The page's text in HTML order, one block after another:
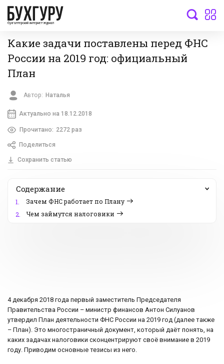
бухгалтерский интернет-журнал
Какие задачи поставлены перед ФНС
России на 2019 год: официальный
План
Автор: Наталья
Актуально на 18.12.2018
Прочитано: 2272 раз
Поделиться
Сохранить статью
Содержание
1.
Зачем ФНС работает по Плану
2.
Чем займутся налоговики
4 декабря 2018 года первый заместитель Председателя
Правительства России – министр финансов Антон Силуанов
утвердил План деятельности ФНС России на 2019 год (далее также
– План). Это многостраничный документ, который даёт понять, на
каких задачах налоговики сконцентрируют своё внимание в 2019
году. Приводим основные тезисы из него.